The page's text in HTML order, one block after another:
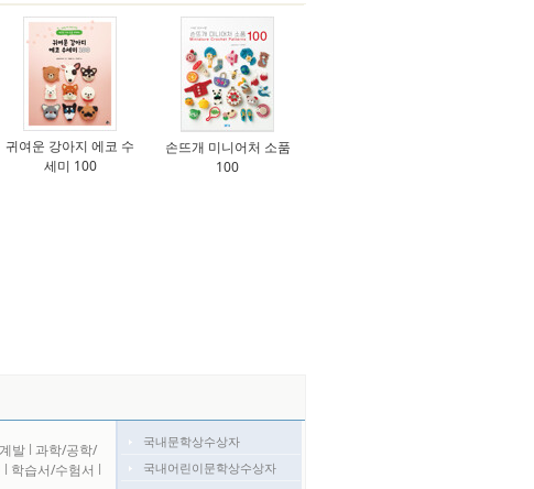
귀여운 강아지 에코 수
세미 100
손뜨개 미니어처 소품
100
발 l 과학/공학/
l 학습서/수험서 l
국내문학상수상자
국내어린이문학상수상자